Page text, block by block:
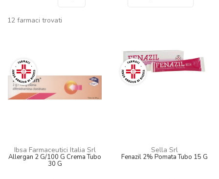
12 farmaci trovati
Ibsa Farmaceutici Italia Srl
Allergan 2 G/100 G Crema Tubo
30 G
Sella Srl
Fenazil 2% Pomata Tubo 15 G